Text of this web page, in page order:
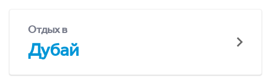
Отдых в
Дубай